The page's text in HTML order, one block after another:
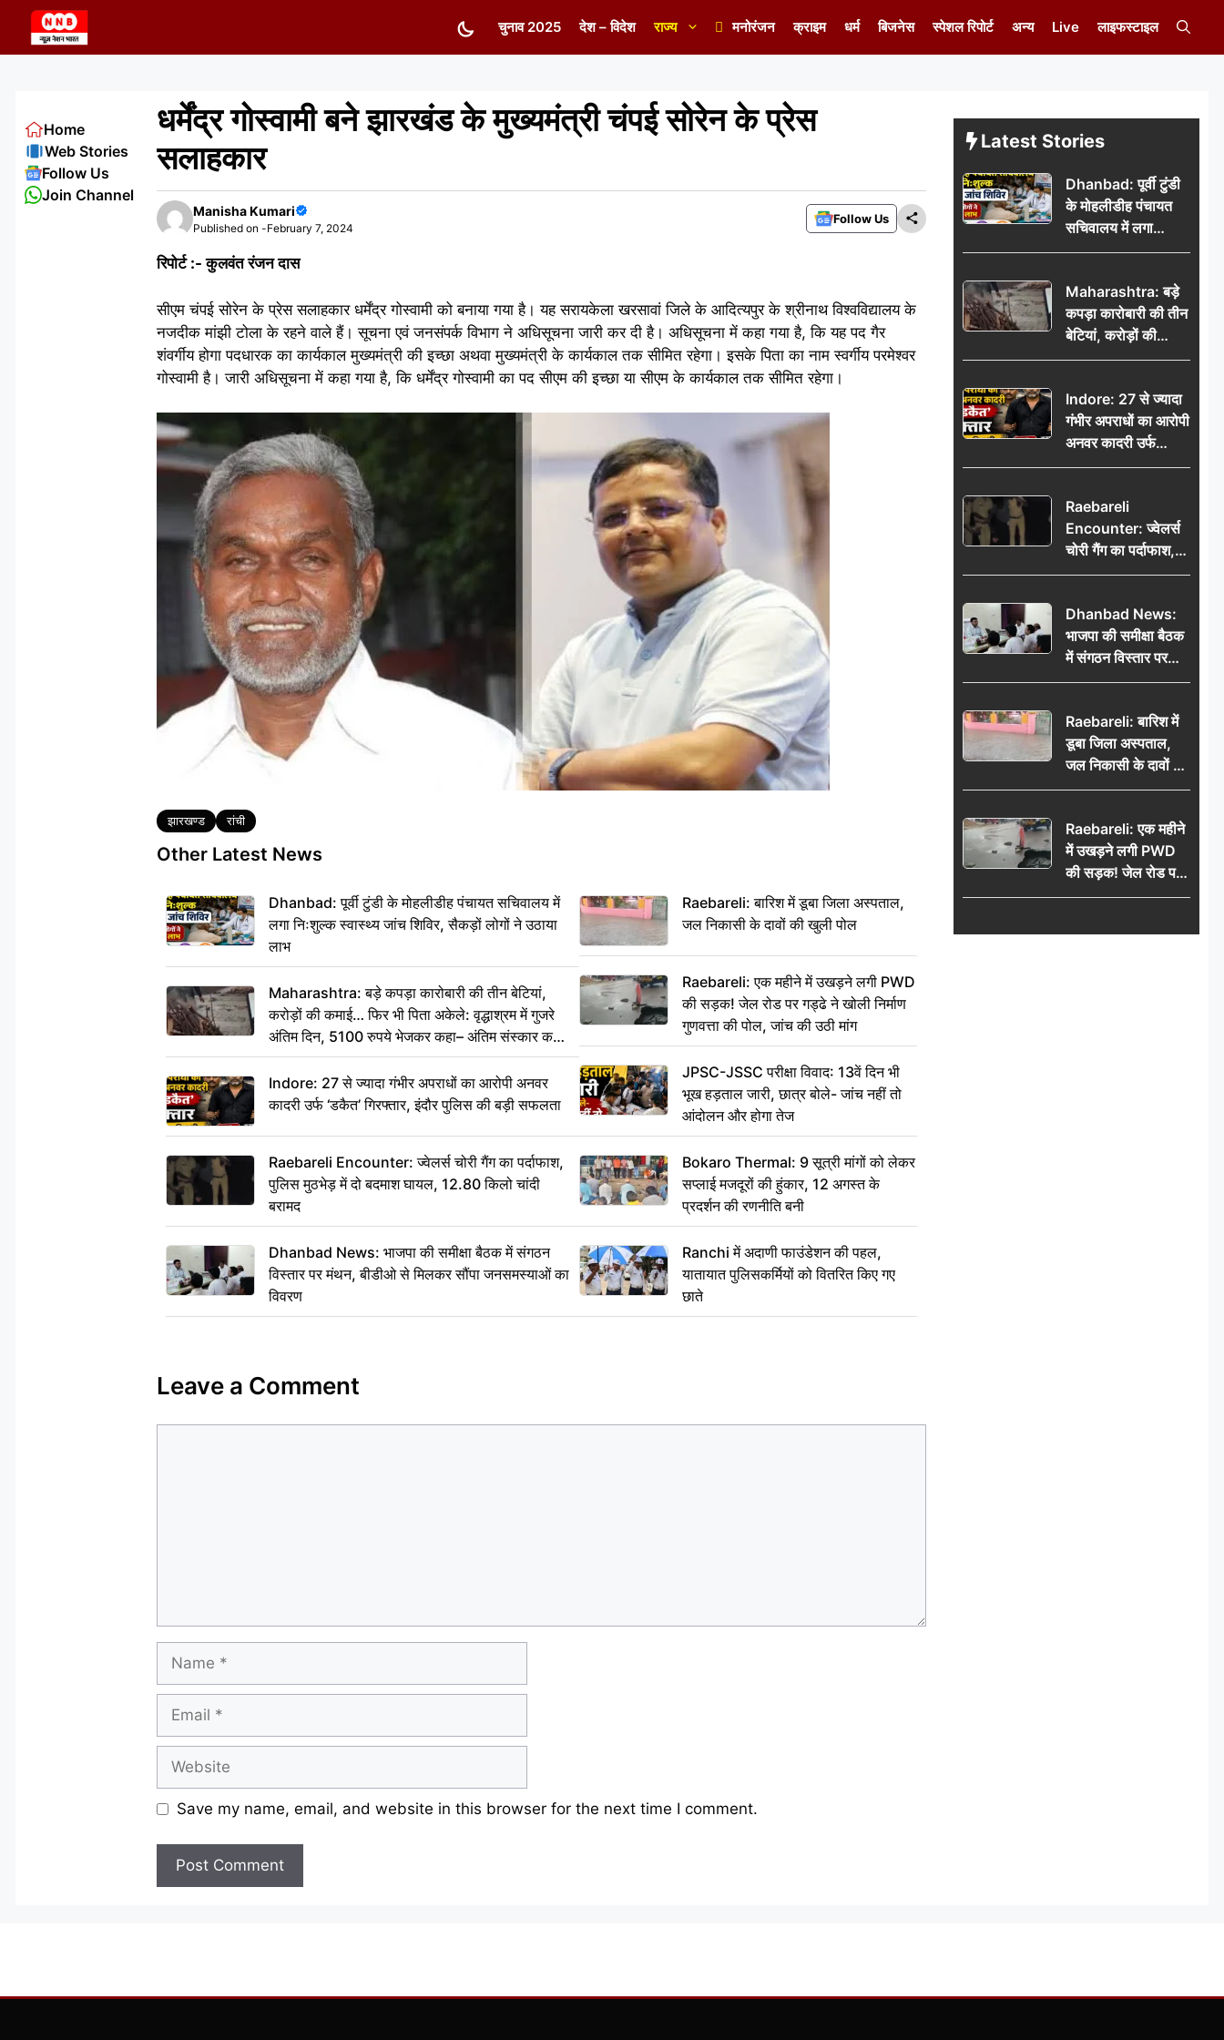
content
चुनाव 2025 देश – विदेश राज्य मनोरंजन क्राइम धर्म बिजनेस स्पेशल रिपोर्ट अन्य Live लाइफस्टाइल
धर्मेंद्र गोस्वामी बने झारखंड के मुख्यमंत्री चंपई सोरेन के प्रेस
सलाहकार
Manisha Kumari
Published on -February 7, 2024
Follow Us
रिपोर्ट :- कुलवंत रंजन दास
सीएम चंपई सोरेन के प्रेस सलाहकार धर्मेंद्र गोस्वामी को बनाया गया है। यह सरायकेला खरसावां जिले के आदित्यपुर के श्रीनाथ विश्वविद्यालय के
नजदीक मांझी टोला के रहने वाले हैं। सूचना एवं जनसंपर्क विभाग ने अधिसूचना जारी कर दी है। अधिसूचना में कहा गया है, कि यह पद गैर
शंवर्गीय होगा पदधारक का कार्यकाल मुख्यमंत्री की इच्छा अथवा मुख्यमंत्री के कार्यकाल तक सीमित रहेगा। इसके पिता का नाम स्वर्गीय परमेश्वर
गोस्वामी है। जारी अधिसूचना में कहा गया है, कि धर्मेंद्र गोस्वामी का पद सीएम की इच्छा या सीएम के कार्यकाल तक सीमित रहेगा।
Tags
झारखण्ड रांची
Other Latest News
Dhanbad: पूर्वी टुंडी के मोहलीडीह पंचायत सचिवालय में
लगा निःशुल्क स्वास्थ्य जांच शिविर, सैकड़ों लोगों ने उठाया
लाभ
Maharashtra: बड़े कपड़ा कारोबारी की तीन बेटियां,
करोड़ों की कमाई… फिर भी पिता अकेले: वृद्धाश्रम में गुजरे
अंतिम दिन, 5100 रुपये भेजकर कहा– अंतिम संस्कार कर
दीजिए हम नहीं आ पाएंगे
Indore: 27 से ज्यादा गंभीर अपराधों का आरोपी अनवर
कादरी उर्फ ‘डकैत’ गिरफ्तार, इंदौर पुलिस की बड़ी सफलता
Raebareli Encounter: ज्वेलर्स चोरी गैंग का पर्दाफाश,
पुलिस मुठभेड़ में दो बदमाश घायल, 12.80 किलो चांदी
बरामद
Dhanbad News: भाजपा की समीक्षा बैठक में संगठन
विस्तार पर मंथन, बीडीओ से मिलकर सौंपा जनसमस्याओं का
विवरण
Raebareli: बारिश में डूबा जिला अस्पताल,
जल निकासी के दावों की खुली पोल
Raebareli: एक महीने में उखड़ने लगी PWD
की सड़क! जेल रोड पर गड्ढे ने खोली निर्माण
गुणवत्ता की पोल, जांच की उठी मांग
JPSC-JSSC परीक्षा विवाद: 13वें दिन भी
भूख हड़ताल जारी, छात्र बोले- जांच नहीं तो
आंदोलन और होगा तेज
Bokaro Thermal: 9 सूत्री मांगों को लेकर
सप्लाई मजदूरों की हुंकार, 12 अगस्त के
प्रदर्शन की रणनीति बनी
Ranchi में अदाणी फाउंडेशन की पहल,
यातायात पुलिसकर्मियों को वितरित किए गए
छाते
Leave a Comment
Name
Email
Website
Save my name, email, and website in this browser for the next time I comment.
Home
Web Stories
Follow Us
Join Channel
Latest Stories
Dhanbad: पूर्वी टुंडी
के मोहलीडीह पंचायत
सचिवालय में लगा
निःशुल्क स्वास्थ्य जांच
उठाया लाभ
Maharashtra: बड़े
कपड़ा कारोबारी की तीन
बेटियां, करोड़ों की
कमाई… फिर भी पिता
अंतिम दिन, 5100 रुपये
भेजकर कहा– अंतिम
संस्कार कर दीजिए हम
नहीं आ पाएंगे
Indore: 27 से ज्यादा
गंभीर अपराधों का आरोपी
अनवर कादरी उर्फ
‘डकैत’ गिरफ्तार, इंदौर
Raebareli
Encounter: ज्वेलर्स
चोरी गैंग का पर्दाफाश,
पुलिस मुठभेड़ में दो
किलो चांदी बरामद
Dhanbad News:
भाजपा की समीक्षा बैठक
में संगठन विस्तार पर
मंथन, बीडीओ से
जनसमस्याओं का विवरण
Raebareli: बारिश में
डूबा जिला अस्पताल,
जल निकासी के दावों की
खुली पोल
Raebareli: एक महीने
में उखड़ने लगी PWD
की सड़क! जेल रोड पर
गड्ढे ने खोली निर्माण
की उठी मांग